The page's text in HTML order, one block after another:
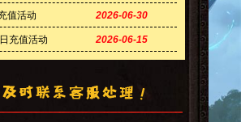
值活动 2026-06-30
充值活动 2026-06-15